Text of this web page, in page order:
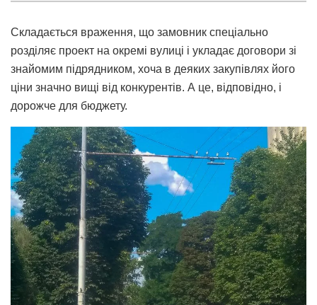
Складається враження, що замовник спеціально
розділяє проект на окремі вулиці і укладає договори зі
знайомим підрядником, хоча в деяких закупівлях його
ціни значно вищі від конкурентів. А це, відповідно, і
дорожче для бюджету.